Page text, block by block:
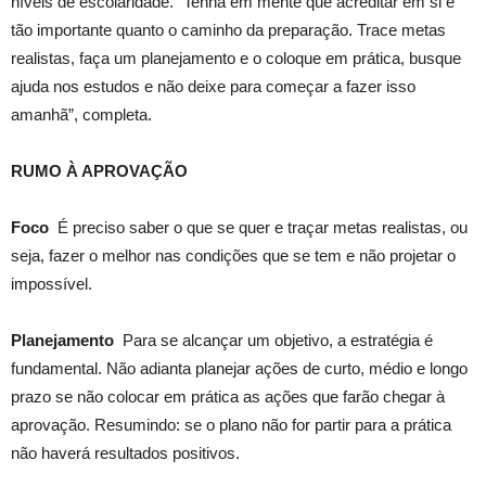
tão importante quanto o caminho da preparação. Trace metas
realistas, faça um planejamento e o coloque em prática, busque
ajuda nos estudos e não deixe para começar a fazer isso
amanhã”, completa.
RUMO À APROVAÇÃO
Foco É preciso saber o que se quer e traçar metas realistas, ou
seja, fazer o melhor nas condições que se tem e não projetar o
impossível.
Planejamento Para se alcançar um objetivo, a estratégia é
fundamental. Não adianta planejar ações de curto, médio e longo
prazo se não colocar em prática as ações que farão chegar à
aprovação. Resumindo: se o plano não for partir para a prática
não haverá resultados positivos.